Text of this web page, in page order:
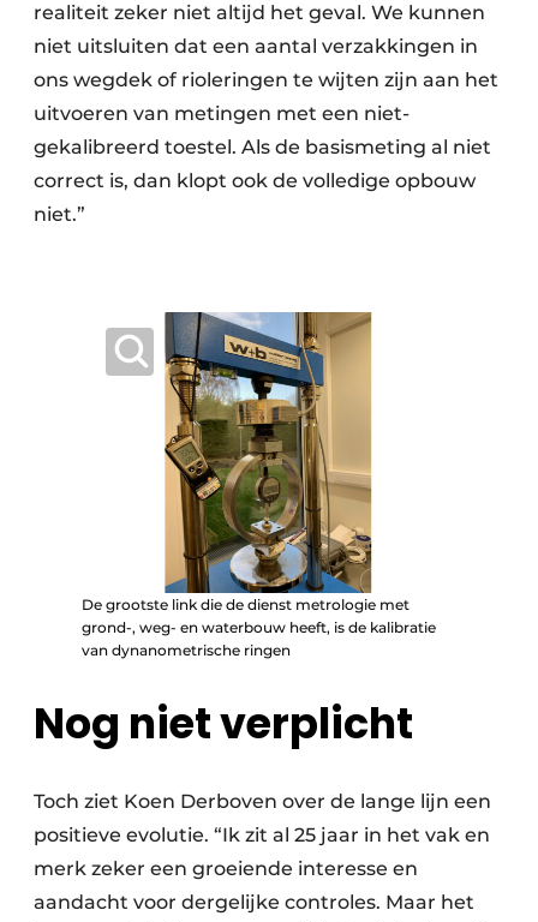
realiteit zeker niet altijd het geval. We kunnen
niet uitsluiten dat een aantal verzakkingen in
ons wegdek of rioleringen te wijten zijn aan het
uitvoeren van metingen met een niet-
gekalibreerd toestel. Als de basismeting al niet
correct is, dan klopt ook de volledige opbouw
niet.”
De grootste link die de dienst metrologie met
grond-, weg- en waterbouw heeft, is de kalibratie
van dynanometrische ringen
Nog niet verplicht
Toch ziet Koen Derboven over de lange lijn een
positieve evolutie. “Ik zit al 25 jaar in het vak en
merk zeker een groeiende interesse en
aandacht voor dergelijke controles. Maar het